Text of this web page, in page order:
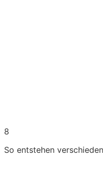
8
So entstehen